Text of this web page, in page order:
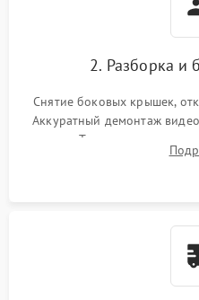
2. Разборка и
Снятие боковых крышек,
Аккуратный демонтаж
кулеров. Тщательная
с помощью сжатого